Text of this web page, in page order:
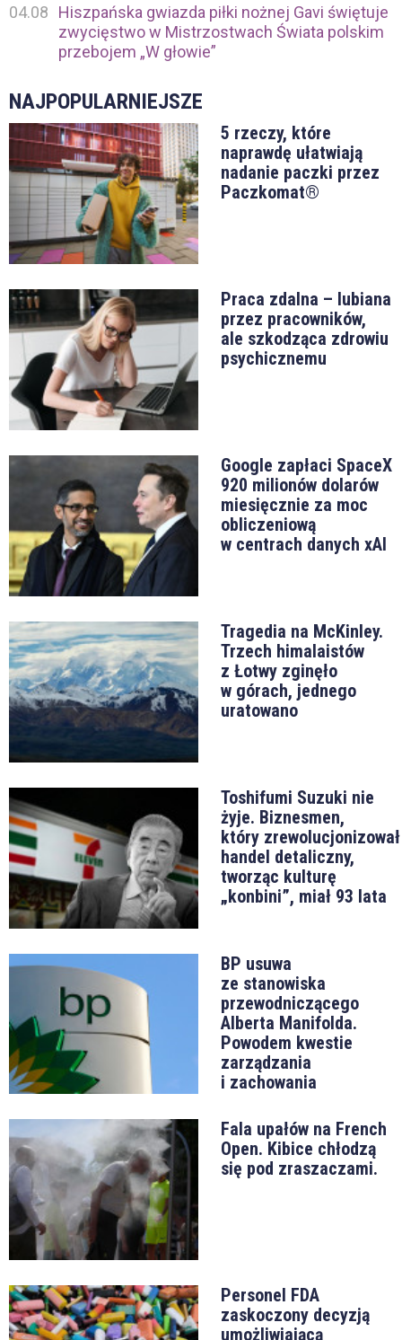
04.08
Hiszpańska gwiazda piłki nożnej Gavi świętuje
zwycięstwo w Mistrzostwach Świata polskim
przebojem „W głowie”
NAJPOPULARNIEJSZE
5 rzeczy, które
naprawdę ułatwiają
nadanie paczki przez
Paczkomat®
Praca zdalna – lubiana
przez pracowników,
ale szkodząca zdrowiu
psychicznemu
Google zapłaci SpaceX
920 milionów dolarów
miesięcznie za moc
obliczeniową
w centrach danych xAI
Tragedia na McKinley.
Trzech himalaistów
z Łotwy zginęło
w górach, jednego
uratowano
Toshifumi Suzuki nie
żyje. Biznesmen,
który zrewolucjonizował
handel detaliczny,
tworząc kulturę
„konbini”, miał 93 lata
BP usuwa
ze stanowiska
przewodniczącego
Alberta Manifolda.
Powodem kwestie
zarządzania
i zachowania
Fala upałów na French
Open. Kibice chłodzą
się pod zraszaczami.
Personel FDA
zaskoczony decyzją
umożliwiającą